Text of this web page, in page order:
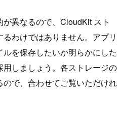
異なるので、CloudKit スト
わけではありません。アプリ
を保存したいか明らかにした
しましょう。各ストレージの
ので、合わせてご覧いただけれ